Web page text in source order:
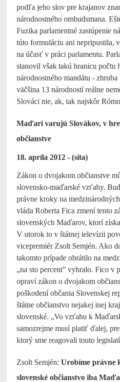
podľa jeho slov pre krajanov
národnostného ombudsmana.
Fuzika parlamentné zastúpenie
túto formuláciu ani nepripustila,
na účasť v práci parlamentu.
stanovil však takú hranicu počtu
národnostného mandátu -
väčšina 13 národností reálne
Slováci nie, ak, tak najskôr
Maďari varujú Slovákov, v
občianstve
18. apríla 2012 - (sita)
Zákon o dvojakom občianstve
slovensko-maďarské vzťahy.
právne kroky na
vláda Roberta Fica zmení tento
slovenských Maďarov, ktorí
V utorok to v štátnej televízii
vicepremiér Zsolt Semjén. Ako
takomto prípade obrátilo na
„na sto percent” vyhralo. Fico v
opraví zákon o dvojakom
poškodení občania Slovenskej
štátne občianstvo nejakej inej
slovenské. „Vo vzťahu k
samozrejme musí platiť ďalej,
ktorý sme reagovali touto
Zsolt Semjén: Urobíme právne
slovenské občianstvo iba